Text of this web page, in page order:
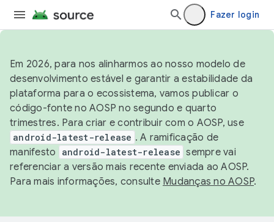
Fazer login
Em 2026, para nos alinharmos ao nosso modelo de
desenvolvimento estável e garantir a estabilidade da
plataforma para o ecossistema, vamos publicar o
código-fonte no AOSP no segundo e quarto
trimestres. Para criar e contribuir com o AOSP, use
android-latest-release . A ramificação de
manifesto
android-latest-release sempre vai
referenciar a versão mais recente enviada ao AOSP.
Para mais informações, consulte Mudanças no AOSP.